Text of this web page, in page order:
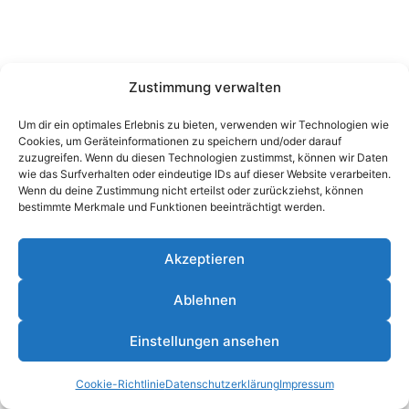
Zustimmung verwalten
Um dir ein optimales Erlebnis zu bieten, verwenden wir Technologien wie
Cookies, um Geräteinformationen zu speichern und/oder darauf
zuzugreifen. Wenn du diesen Technologien zustimmst, können wir Daten
wie das Surfverhalten oder eindeutige IDs auf dieser Website verarbeiten.
Wenn du deine Zustimmung nicht erteilst oder zurückziehst, können
bestimmte Merkmale und Funktionen beeinträchtigt werden.
Akzeptieren
Ablehnen
Einstellungen ansehen
Cookie-RichtlinieDatenschutzerklärungImpressum
© 2026 Janis Nebel - WordPress Theme von
Kadence
WP